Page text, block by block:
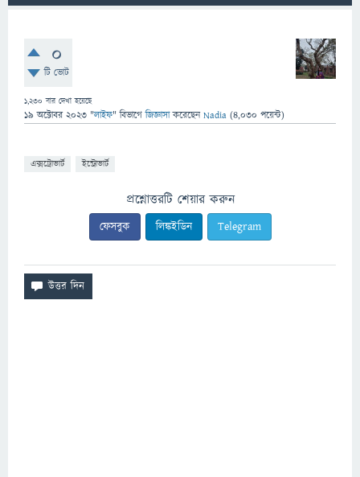
0
টি ভোট
1,230 বার দেখা হয়েছে
19 অক্টোবর 2023 "লাইফ" বিভাগে জিজ্ঞাসাকরেছেনNadia (4,030 পয়েন্ট)
এক্সট্রোভার্ট ইন্ট্রোভার্ট
প্রশ্নোত্তরটি শেয়ার করুন
ফেসবুক লিঙ্কইডিন Telegram